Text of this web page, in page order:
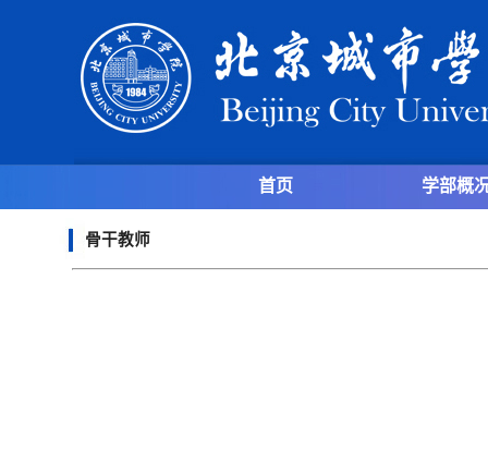
首页 学部概
骨干教师